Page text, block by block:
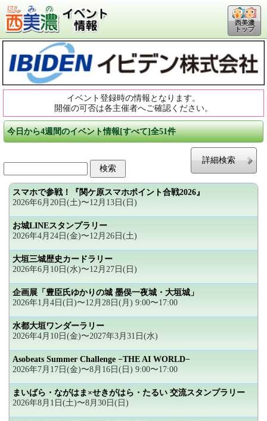
西美濃
トップ
イベント登録時の情報となります。
開催の可否は各主催者へご確認ください。
今日から4週間のイベント情報[すべて]全51件
詳細検索
スマホで参戦！『関ケ原スマホポイント合戦2026』
2026年6月20日(土)〜12月13日(日)
お城LINEスタンプラリー
2026年4月24日(金)〜12月26日(土)
大垣三城歴史カードラリー
2026年6月10日(水)〜12月27日(日)
企画展「豊臣氏ゆかりの城 墨俣一夜城・大垣城」
2026年1月4日(日)〜12月28日(月) 9:00〜17:00
水都大垣ワンダーラリー
2026年4月10日(金)〜2027年3月31日(水)
Asobeats Summer Challenge −THE AI WORLD−
2026年7月17日(金)〜8月16日(日) 9:00〜17:00
まいばら・ながはま×せきがはら・たるい 交流スタンプラリー
2026年8月1日(土)〜8月30日(日)